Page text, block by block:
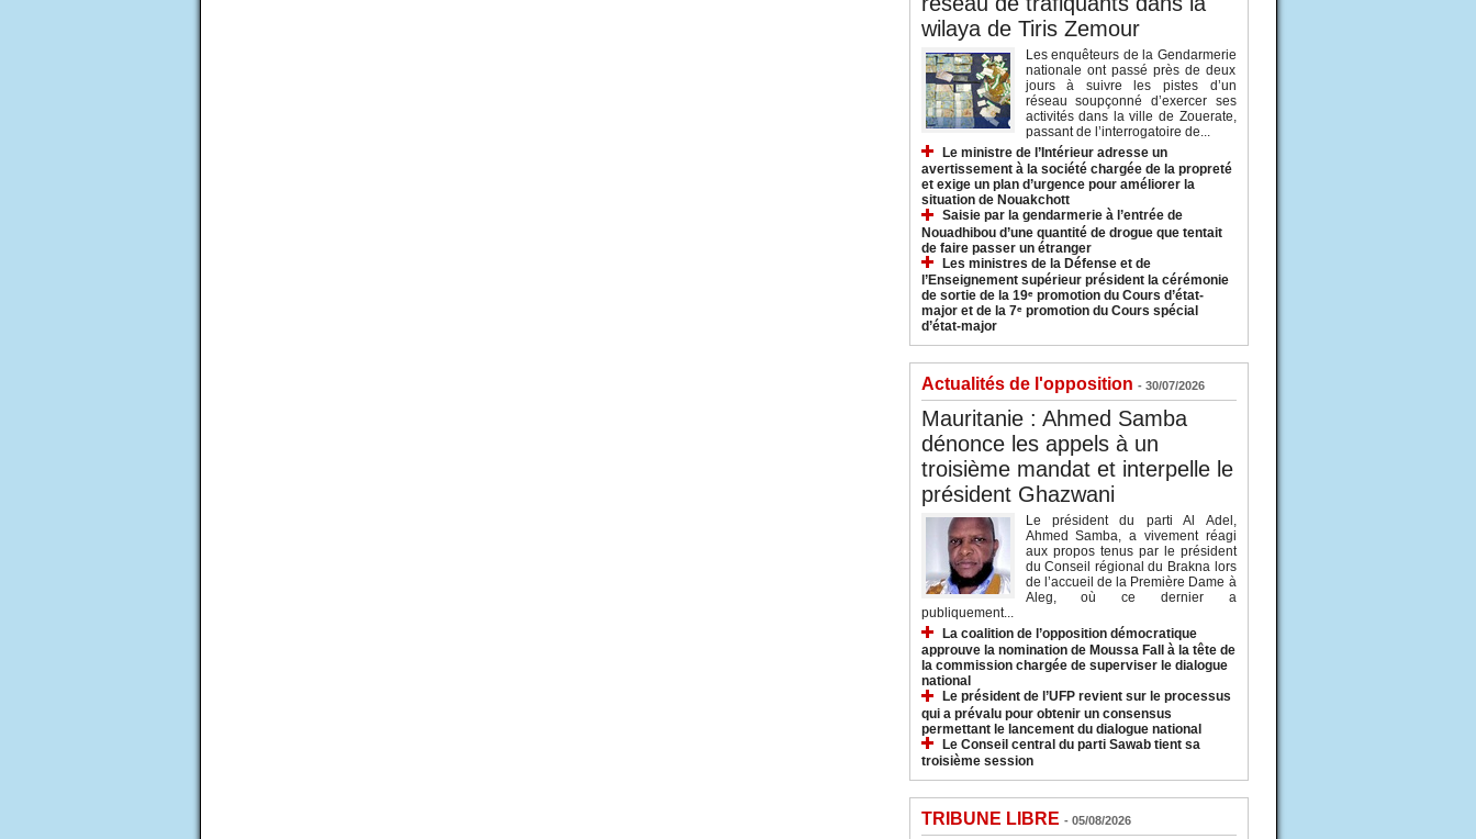
wilaya de Tiris Zemour
Les enquêteurs de la Gendarmerie
nationale ont passé près de deux
jours à suivre les pistes d’un
réseau soupçonné d’exercer ses
activités dans la ville de Zouerate,
passant de l’interrogatoire de...
Le ministre de l’Intérieur adresse un
avertissement à la société chargée de la propreté
et exige un plan d’urgence pour améliorer la
situation de Nouakchott
Saisie par la gendarmerie à l’entrée de
Nouadhibou d’une quantité de drogue que tentait
de faire passer un étranger
Les ministres de la Défense et de
l’Enseignement supérieur président la cérémonie
de sortie de la 19ᵉ promotion du Cours d’état-
major et de la 7ᵉ promotion du Cours spécial
d’état-major
Actualités de l'opposition - 30/07/2026
Mauritanie : Ahmed Samba
dénonce les appels à un
troisième mandat et interpelle le
président Ghazwani
Le président du parti Al Adel,
Ahmed Samba, a vivement réagi
aux propos tenus par le président
du Conseil régional du Brakna lors
de l’accueil de la Première Dame à
Aleg, où ce dernier a
publiquement...
La coalition de l’opposition démocratique
approuve la nomination de Moussa Fall à la tête de
la commission chargée de superviser le dialogue
national
Le président de l’UFP revient sur le processus
qui a prévalu pour obtenir un consensus
permettant le lancement du dialogue national
Le Conseil central du parti Sawab tient sa
troisième session
TRIBUNE LIBRE - 05/08/2026